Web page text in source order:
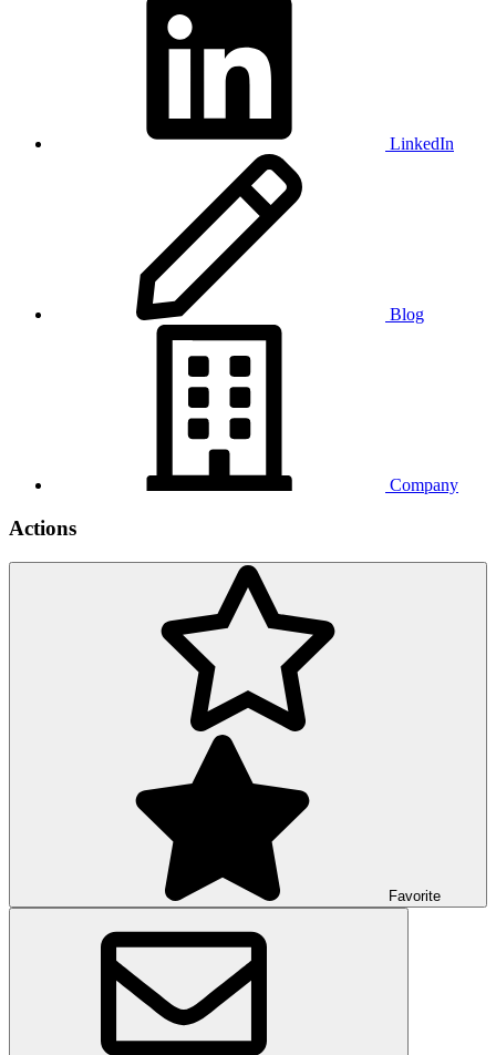
LinkedIn
Blog
Company
Actions
Favorite